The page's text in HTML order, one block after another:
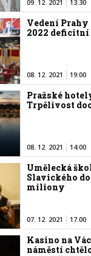
09. 12. 2021 13:30
Vedení
2022 deficitní
08. 12. 2021 19:00
Pražské
Trpělivost
08. 12. 2021 14:00
Umělecká
Slavického
miliony
07. 12. 2021 17:00
Kasino na
náměstí